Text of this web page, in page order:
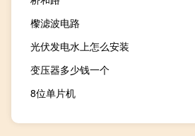
㰀滤波电路
光伏发电水上怎么安装
变压器多少钱一个
8位单片机